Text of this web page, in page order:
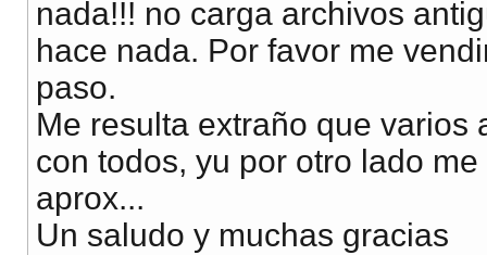
nada!!! no carga archivos
hace nada. Por favor me
paso.
Me resulta extraño que varios
con todos, yu por otro lado
aprox...
Un saludo y muchas gracias